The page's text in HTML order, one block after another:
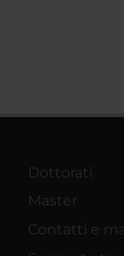
Dottorati
Master
Contatti e